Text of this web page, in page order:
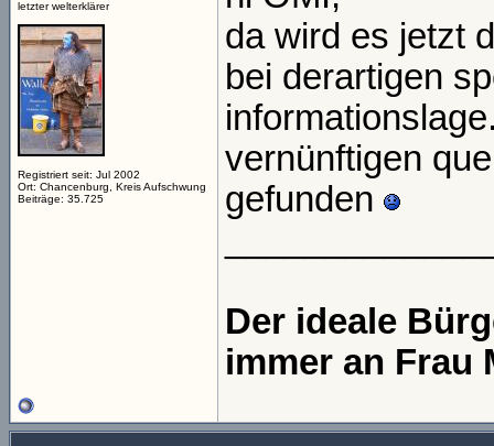
letzter welterklärer
Registriert seit: Jul 2002
Ort: Chancenburg, Kreis Aufschwung
Beiträge: 35.725
da wird es jetzt
bei derartigen
vernünftigen
gefunden
Der ideale
immer an Frau